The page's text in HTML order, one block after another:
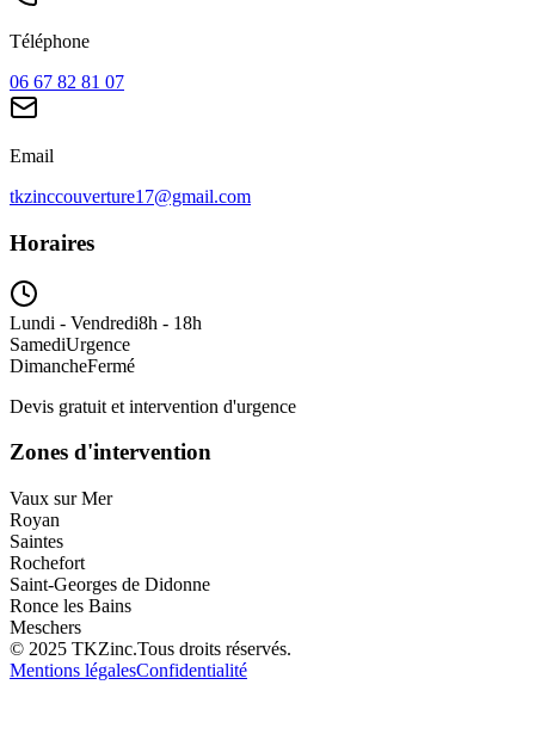
Téléphone
06 67 82 81 07
Email
tkzinccouverture17@gmail.com
Horaires
Lundi - Vendredi8h - 18h
SamediUrgence
DimancheFermé
Devis gratuit et intervention d'urgence
Zones d'intervention
Vaux sur Mer
Royan
Saintes
Rochefort
Saint-Georges de Didonne
Ronce les Bains
Meschers
© 2025 TKZinc.Tous droits réservés.
Mentions légalesConfidentialité